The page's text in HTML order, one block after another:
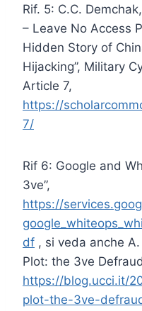
Rif. 5: C.C.
– Leave No Access
Hidden Story of
Hijacking”, Military
Article 7,
https://
7/
Rif 6: Google and
3ve”,
https://
df , si veda anche
Plot: the 3ve
https://blog.ucci.it/
plot-the-3ve-